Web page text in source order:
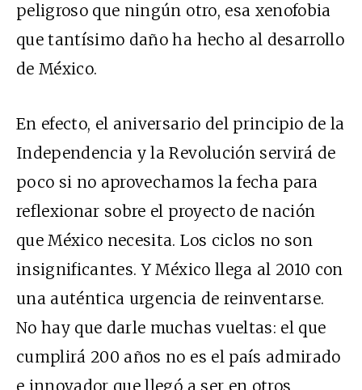
peligroso que ningún otro, esa xenofobia
que tantísimo daño ha hecho al desarrollo
de México.
En efecto, el aniversario del principio de la
Independencia y la Revolución servirá de
poco si no aprovechamos la fecha para
reflexionar sobre el proyecto de nación
que México necesita. Los ciclos no son
insignificantes. Y México llega al 2010 con
una auténtica urgencia de reinventarse.
No hay que darle muchas vueltas: el que
cumplirá 200 años no es el país admirado